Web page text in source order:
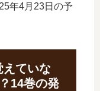
年4月23日の予
えていな
14巻の発